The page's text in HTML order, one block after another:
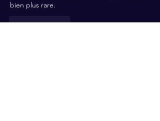
bien plus rare.
按讚 回覆